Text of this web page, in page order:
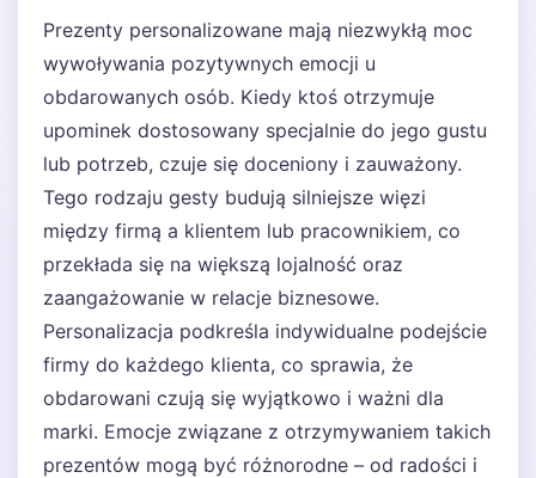
Prezenty personalizowane mają niezwykłą moc
wywoływania pozytywnych emocji u
obdarowanych osób. Kiedy ktoś otrzymuje
upominek dostosowany specjalnie do jego gustu
lub potrzeb, czuje się doceniony i zauważony.
Tego rodzaju gesty budują silniejsze więzi
między firmą a klientem lub pracownikiem, co
przekłada się na większą lojalność oraz
zaangażowanie w relacje biznesowe.
Personalizacja podkreśla indywidualne podejście
firmy do każdego klienta, co sprawia, że
obdarowani czują się wyjątkowo i ważni dla
marki. Emocje związane z otrzymywaniem takich
prezentów mogą być różnorodne – od radości i